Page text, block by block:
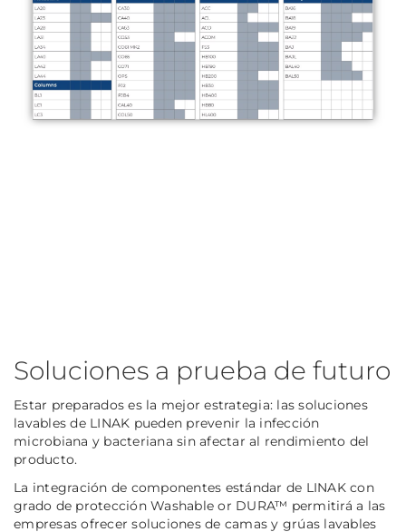
Soluciones a prueba de futuro
Estar preparados es la mejor estrategia: las soluciones
lavables de LINAK pueden prevenir la infección
microbiana y bacteriana sin afectar al rendimiento del
producto.
La integración de componentes estándar de LINAK con
grado de protección Washable or DURA™ permitirá a las
empresas ofrecer soluciones de camas y grúas lavables